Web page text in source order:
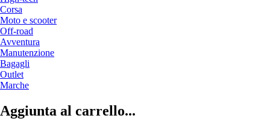
Corsa
Moto e scooter
Off-road
Avventura
Manutenzione
Bagagli
Outlet
Marche
Aggiunta al carrello...